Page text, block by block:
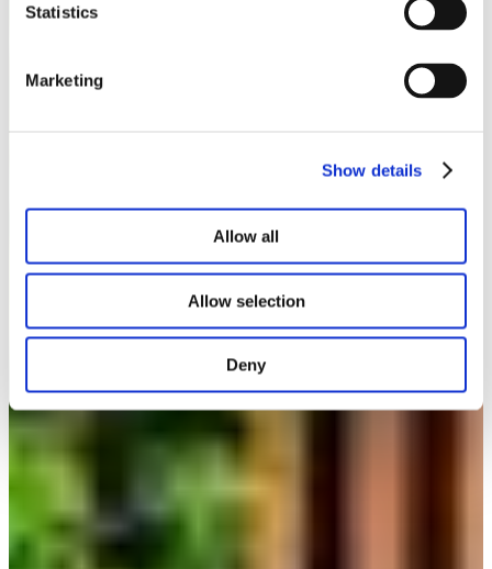
Statistics
Marketing
Show details
Allow all
Allow selection
Deny